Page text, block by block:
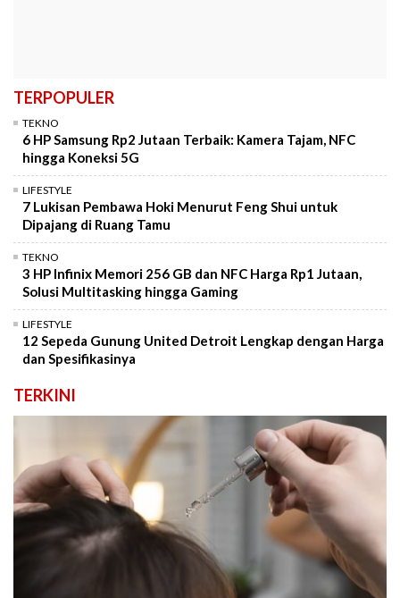
TERPOPULER
TEKNO
6 HP Samsung Rp2 Jutaan Terbaik: Kamera Tajam, NFC
hingga Koneksi 5G
LIFESTYLE
7 Lukisan Pembawa Hoki Menurut Feng Shui untuk
Dipajang di Ruang Tamu
TEKNO
3 HP Infinix Memori 256 GB dan NFC Harga Rp1 Jutaan,
Solusi Multitasking hingga Gaming
LIFESTYLE
12 Sepeda Gunung United Detroit Lengkap dengan Harga
dan Spesifikasinya
TERKINI